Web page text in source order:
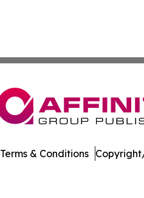
Terms & Conditions